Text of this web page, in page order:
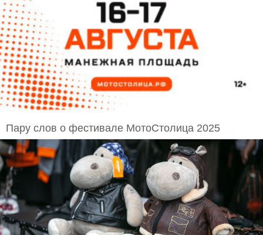
Пару слов о фестивале МотоСтолица 2025